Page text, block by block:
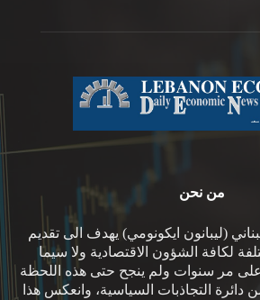
من نحن
(ليبانون ايكونومي) يهدف الى تقديم
لكافة الشؤون الاقتصادية ولا سيما
على مر سنوات ولم ينجح حتى هذه اللحظة
دائرة التجاذبات السياسية، وانعكس هذا